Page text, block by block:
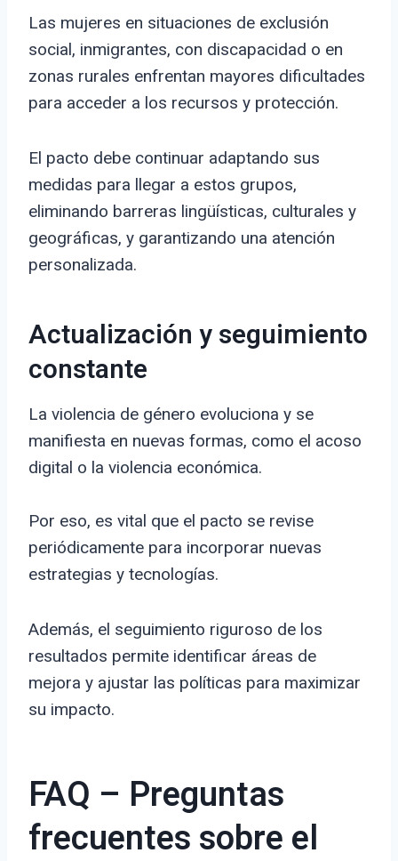
Las mujeres en situaciones de exclusión
social, inmigrantes, con discapacidad o en
zonas rurales enfrentan mayores dificultades
para acceder a los recursos y protección.
El pacto debe continuar adaptando sus
medidas para llegar a estos grupos,
eliminando barreras lingüísticas, culturales y
geográficas, y garantizando una atención
personalizada.
Actualización y seguimiento
constante
La violencia de género evoluciona y se
manifiesta en nuevas formas, como el acoso
digital o la violencia económica.
Por eso, es vital que el pacto se revise
periódicamente para incorporar nuevas
estrategias y tecnologías.
Además, el seguimiento riguroso de los
resultados permite identificar áreas de
mejora y ajustar las políticas para maximizar
su impacto.
FAQ – Preguntas
frecuentes sobre el